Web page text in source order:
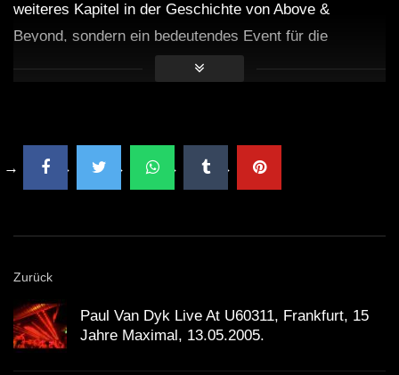
weiteres Kapitel in der Geschichte von Above &
Beyond, sondern ein bedeutendes Event für die
elektronische Musikszene
alle, die die Gelegenheit hatten, dabei zu sein oder die
Live-Übertragung verfolgten, wird diese Nacht für
Above & Beyond Offizielle Website
Qrion’s SoundCloud
Zurück
Paul Van Dyk Live At U60311, Frankfurt, 15
Jahre Maximal, 13.05.2005.